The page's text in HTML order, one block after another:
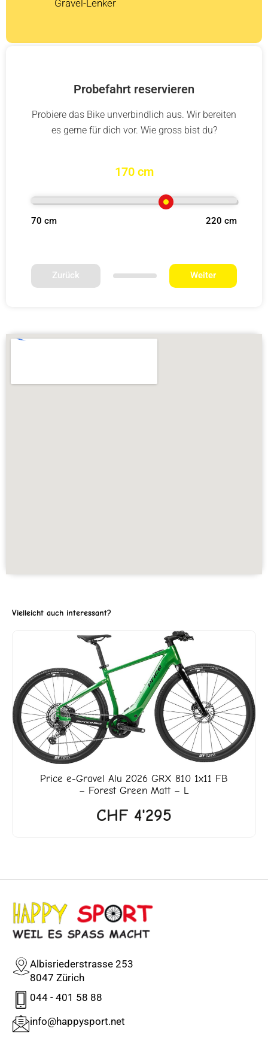
Gravel-Lenker
Probefahrt reservieren
Probiere das Bike unverbindlich aus. Wir bereiten
es gerne für dich vor. Wie gross bist du?
170 cm
70 cm 220 cm
Zurück Weiter
Vielleicht auch interessant?
Price e-Gravel Alu 2026 GRX 810 1x11 FB
– Forest Green Matt – L
CHF 4'295
Albisriederstrasse 253
8047 Zürich
044 - 401 58 88
info@happysport.net